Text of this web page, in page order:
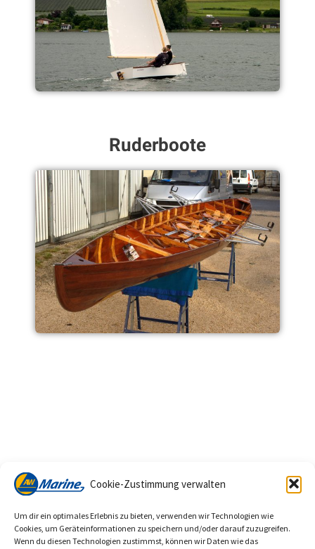
Cookie-Zustimmung verwalten
Um dir ein optimales Erlebnis zu bieten, verwenden wir Technologien wie
Cookies, um Geräteinformationen zu speichern und/oder darauf zuzugreifen.
Wenn du diesen Technologien zustimmst, können wir Daten wie das
Ruderboote
Fragen? Projetkberatung?
zum Kontakt